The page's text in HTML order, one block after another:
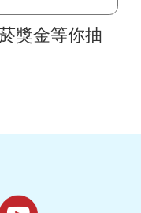
獎金等你抽